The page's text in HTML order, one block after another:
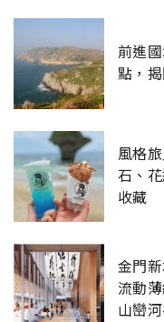
前進
點，
風格
石、
收藏
金門
流動
山巒